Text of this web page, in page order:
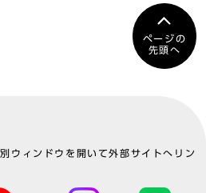
ページの
先頭へ
ウィンドウを開いて外部サイトへリン